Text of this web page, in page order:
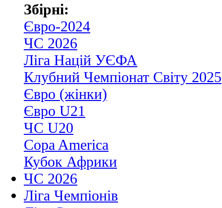
Збірні:
Євро-2024
ЧС 2026
Ліга Націй УЄФА
Клубний Чемпіонат Світу 2025
Євро (жінки)
Євро U21
ЧС U20
Copa America
Кубок Африки
ЧС 2026
Ліга Чемпіонів